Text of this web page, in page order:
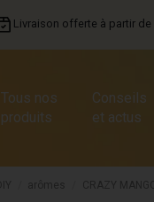
Livraison offerte à partir de
Tous nos
produits
Conseils
et actus